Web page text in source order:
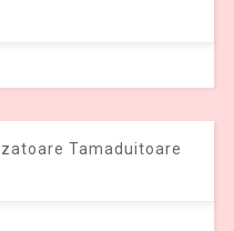
Tamaduitoare